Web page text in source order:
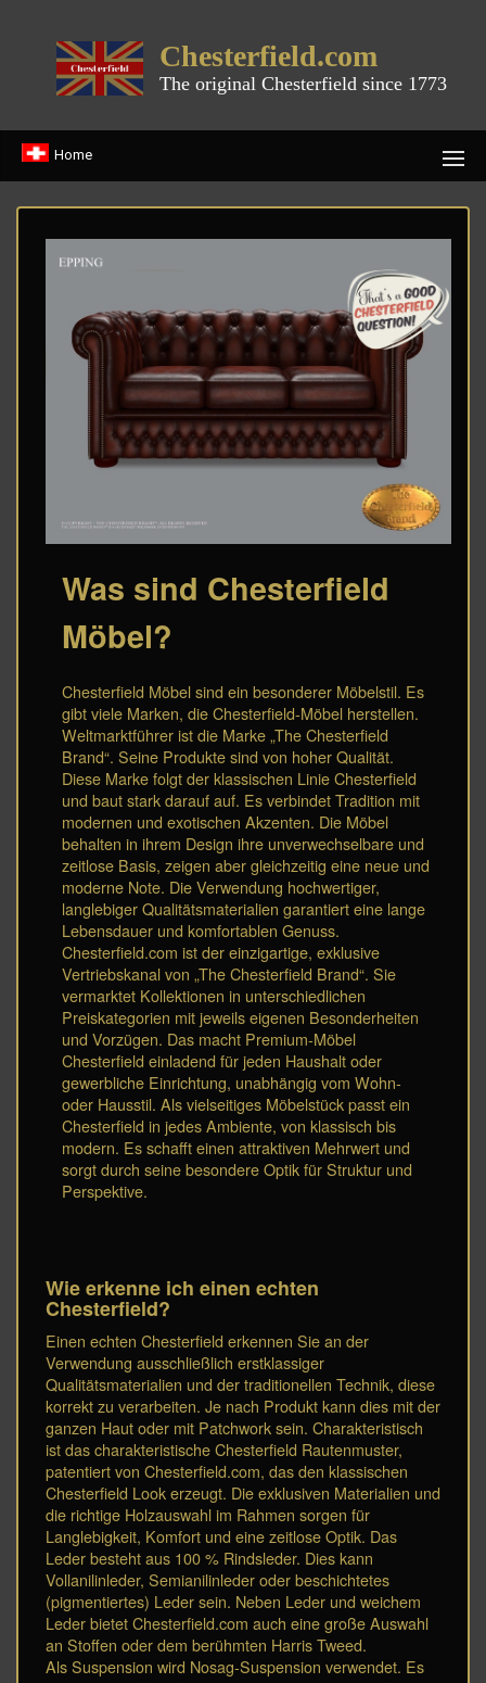
Chesterfield.com
The original Chesterfield since 1773
Home
Was sind Chesterfield
Möbel?
Chesterfield Möbel sind ein besonderer Möbelstil. Es
gibt viele Marken, die Chesterfield-Möbel herstellen.
Weltmarktführer ist die Marke „The Chesterfield
Brand“. Seine Produkte sind von hoher Qualität.
Diese Marke folgt der klassischen Linie Chesterfield
und baut stark darauf auf. Es verbindet Tradition mit
modernen und exotischen Akzenten. Die Möbel
behalten in ihrem Design ihre unverwechselbare und
zeitlose Basis, zeigen aber gleichzeitig eine neue und
moderne Note. Die Verwendung hochwertiger,
langlebiger Qualitätsmaterialien garantiert eine lange
Lebensdauer und komfortablen Genuss.
Chesterfield.com ist der einzigartige, exklusive
Vertriebskanal von „The Chesterfield Brand“. Sie
vermarktet Kollektionen in unterschiedlichen
Preiskategorien mit jeweils eigenen Besonderheiten
und Vorzügen. Das macht Premium-Möbel
Chesterfield einladend für jeden Haushalt oder
gewerbliche Einrichtung, unabhängig vom Wohn-
oder Hausstil. Als vielseitiges Möbelstück passt ein
Chesterfield in jedes Ambiente, von klassisch bis
modern. Es schafft einen attraktiven Mehrwert und
sorgt durch seine besondere Optik für Struktur und
Perspektive.
Wie erkenne ich einen echten
Chesterfield?
Einen echten Chesterfield erkennen Sie an der
Verwendung ausschließlich erstklassiger
Qualitätsmaterialien und der traditionellen Technik, diese
korrekt zu verarbeiten. Je nach Produkt kann dies mit der
ganzen Haut oder mit Patchwork sein. Charakteristisch
ist das charakteristische Chesterfield Rautenmuster,
patentiert von Chesterfield.com, das den klassischen
Chesterfield Look erzeugt. Die exklusiven Materialien und
die richtige Holzauswahl im Rahmen sorgen für
Langlebigkeit, Komfort und eine zeitlose Optik. Das
Leder besteht aus 100 % Rindsleder. Dies kann
Vollanilinleder, Semianilinleder oder beschichtetes
(pigmentiertes) Leder sein. Neben Leder und weichem
Leder bietet Chesterfield.com auch eine große Auswahl
an Stoffen oder dem berühmten Harris Tweed.
Als Suspension wird Nosag-Suspension verwendet. Es